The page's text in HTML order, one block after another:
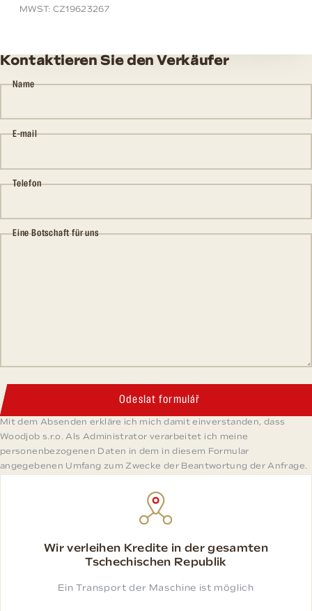
MWST: CZ19623267
Kontaktieren Sie den Verkäufer
Name
E-mail
Telefon
Eine Botschaft für uns
Odeslat formulář
Mit dem Absenden erkläre ich mich damit einverstanden, dass
Woodjob s.r.o. Als Administrator verarbeitet ich meine
personenbezogenen Daten in dem in diesem Formular
angegebenen Umfang zum Zwecke der Beantwortung der Anfrage.
Wir verleihen Kredite in der gesamten
Tschechischen Republik
Ein Transport der Maschine ist möglich